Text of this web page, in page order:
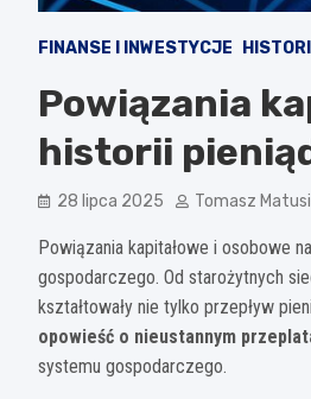
FINANSE I INWESTYCJE
Powiązania
historii
28 lipca 2025 Tomasz
Powiązania kapitałowe i osobowe
gospodarczego. Od starożytnych
kształtowały nie tylko przepływ
opowieść o nieustannym
systemu gospodarczego.